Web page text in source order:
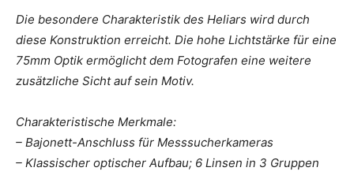
Die besondere Charakteristik des Heliars wird durch
diese Konstruktion erreicht. Die hohe Lichtstärke für eine
75mm Optik ermöglicht dem Fotografen eine weitere
zusätzliche Sicht auf sein Motiv.
Charakteristische Merkmale:
– Bajonett-Anschluss für Messsucherkameras
– Klassischer optischer Aufbau; 6 Linsen in 3 Gruppen